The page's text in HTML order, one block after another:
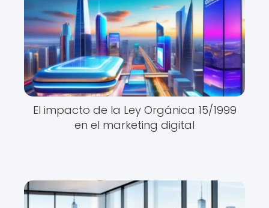
El impacto de la Ley Orgánica 15/1999
en el marketing digital